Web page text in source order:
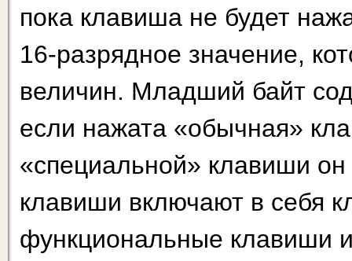
пока клавиша не будет
16-разрядное значение,
величин. Младший байт
если нажата «обычная»
«специальной» клавиши
клавиши включают в себя
функциональные клавиши